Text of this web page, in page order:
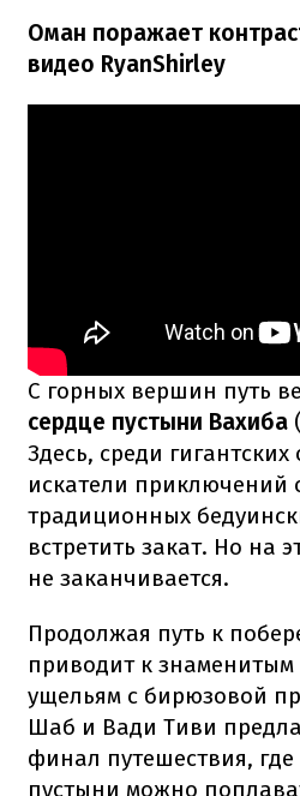
Оман поражает
видео RyanShirley
С горных вершин путь
сердце пустыни Вахиба
Здесь, среди
искатели приключений
традиционных
встретить закат. Но на
не заканчивается.
Продолжая путь к
приводит к знаменитым
ущельям с бирюзовой
Шаб и Вади Тиви
финал путешествия,
пустыни можно